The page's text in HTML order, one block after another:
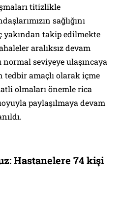
titizlikle
sağlığını
yakından takip edilmekte
aralıksız devam
normal seviyeye ulaşıncaya
tedbir amaçlı olarak içme
olmaları önemle rica
paylaşılmaya devam
Hastanelere 74 kişi